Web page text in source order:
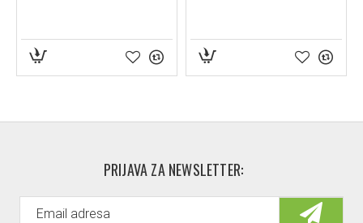
PRIJAVA ZA NEWSLETTER: